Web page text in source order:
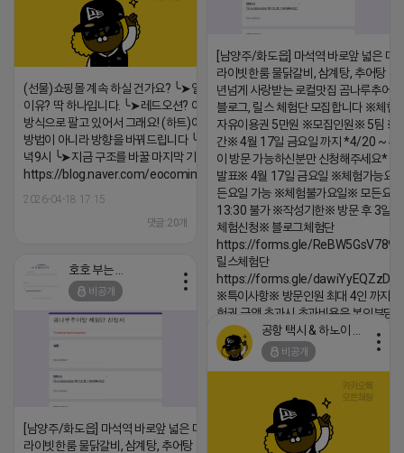
2026-04-18 17:23
[남양주/화도읍] 마석역 바로앞 넓은 매
라이빗한룸 물닭갈비, 삼계탕, 추어탕 맛
년넘게 사랑받는 로컬맛집 곰나루추어
블로그, 릴스 체험단 모집합니다 ※체험
자유이용권 5만원 ※모집인원※ 5팀 ※
간※ 4월 17일 금요일 까지 *4/20 ~ 4/
이 방문 가능하신분만 신청해주세요* ※
발표※ 4월 17일 금요일 ※체험가능요
든요일 가능 ※체험불가요일※ 모든요
13:30 불가 ※작성기한※ 방문 후 3일
체험신청※ 블로그체험단
https://forms.gle/
릴스체험단
https://forms.gle/
※특이사항※ 방문인원 최대 4인 까지
험권 금액 초과시 초과비용은 본인부담
2026-04-18 17:18
(선물)쇼핑몰 계속 하실 건가요? ╰➤열심히 해도 안되는
이유? 딱 하나입니다. ╰➤레드오션? 아니요! ╰➤모두 같은
방식으로 팔고 있어서 그래요! (하트)이번엔 다릅니다. ╰➤
방법이 아니라 방향을 바꿔드립니다 ╰➤4월 21일(화) 저
녁9시 ╰➤지금 구조를 바꿀 마지막 기회
https://blog.naver.com/eocomim/224250518436
2026-04-18 17:15
댓글:20개
비공개
[남양주/화도읍] 마석역 바로앞 넓은 매장과, 프
라이빗한룸 물닭갈비, 삼계탕, 추어탕 맛집 10
비공개